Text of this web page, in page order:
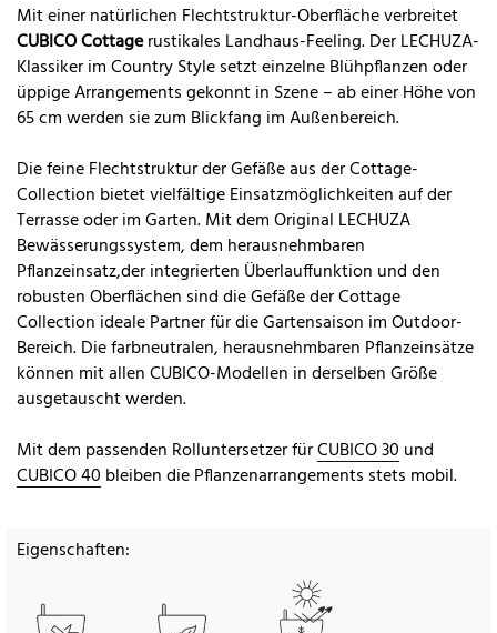
Mit einer natürlichen Flechtstruktur-Oberfläche verbreitet
CUBICO Cottagerustikales Landhaus-Feeling. Der LECHUZA-
Klassiker im Country Style setzt einzelne Blühpflanzen oder
üppige Arrangements gekonnt in Szene – ab einer Höhe von
65 cm werden sie zum Blickfang im Außenbereich.
Die feine Flechtstruktur der Gefäße aus der Cottage-
Collection bietet vielfältige Einsatzmöglichkeiten auf der
Terrasse oder im Garten. Mit dem Original LECHUZA
Bewässerungssystem, dem herausnehmbaren
Pflanzeinsatz,der integrierten Überlauffunktion und den
robusten Oberflächen sind die Gefäße der Cottage
Collection ideale Partner für die Gartensaison im Outdoor-
Bereich. Die farbneutralen, herausnehmbaren Pflanzeinsätze
können mit allen CUBICO-Modellen in derselben Größe
ausgetauscht werden.
Mit dem passenden Rolluntersetzer fürCUBICO 30 und
CUBICO 40 bleiben die Pflanzenarrangements stets mobil.
Eigenschaften: